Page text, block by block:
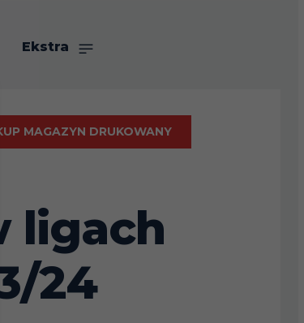
Ekstra
MAGAZYN DRUKOWANY
ligach
24